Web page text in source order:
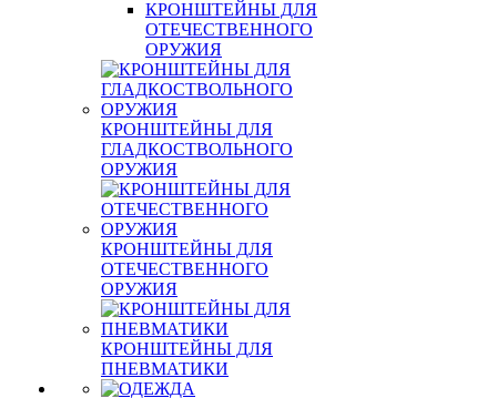
КРОНШТЕЙНЫ ДЛЯ
ОТЕЧЕСТВЕННОГО
ОРУЖИЯ
КРОНШТЕЙНЫ ДЛЯ
ГЛАДКОСТВОЛЬНОГО
ОРУЖИЯ
КРОНШТЕЙНЫ ДЛЯ
ОТЕЧЕСТВЕННОГО
ОРУЖИЯ
КРОНШТЕЙНЫ ДЛЯ
ПНЕВМАТИКИ